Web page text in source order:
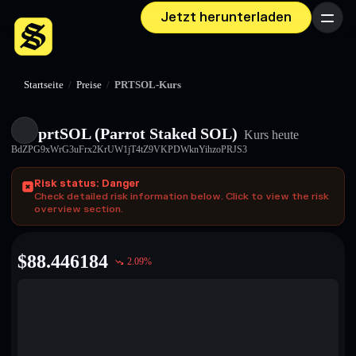
Jetzt herunterladen Menü
Startseite / Preise / PRTSOL-Kurs
prtSOL (Parrot Staked SOL) Kurs heute
BdZPG9xWrG3uFrx2KrUW1jT4tZ9VKPDWknYihzoPRJS3
Risk status: Danger
Check detailed risk information below. Click to view the risk
overview section.
$88.446184 2.09%